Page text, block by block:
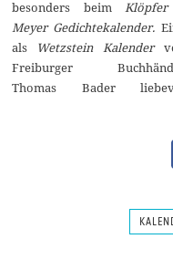
besonders beim
Meyer Gedichtekalender.
als Wetzstein Kalender
Freiburger
Thomas Bader